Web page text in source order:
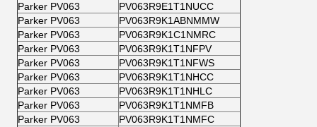
Parker PV063
PV063R9E1T1NUCC
Parker PV063
PV063R9K1ABNMMW
Parker PV063
PV063R9K1C1NMRC
Parker PV063
PV063R9K1T1NFPV
Parker PV063
PV063R9K1T1NFWS
Parker PV063
PV063R9K1T1NHCC
Parker PV063
PV063R9K1T1NHLC
Parker PV063
PV063R9K1T1NMFB
Parker PV063
PV063R9K1T1NMFC